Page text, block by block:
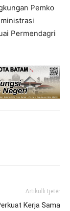
Pemko
Permendagri
Artikulli tjetër
Kerja Sama